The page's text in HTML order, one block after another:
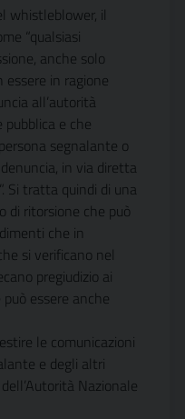
whistleblower, il
“qualsiasi
anche solo
in ragione
all’autorità
pubblica e che
segnalante o
in via diretta
Si tratta quindi di una
di ritorsione che può
che in
si verificano nel
pregiudizio ai
essere anche
le comunicazioni
e degli altri
Nazionale